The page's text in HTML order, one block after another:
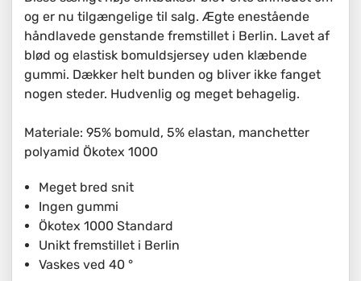
og er nu tilgængelige til salg. Ægte enestående
håndlavede genstande fremstillet i Berlin. Lavet af
blød og elastisk bomuldsjersey uden klæbende
gummi. Dækker helt bunden og bliver ikke fanget
nogen steder. Hudvenlig og meget behagelig.
Materiale: 95% bomuld, 5% elastan, manchetter
polyamid Ökotex 1000
Meget bred snit
Ingen gummi
Ökotex 1000 Standard
Unikt fremstillet i Berlin
Vaskes ved 40 °